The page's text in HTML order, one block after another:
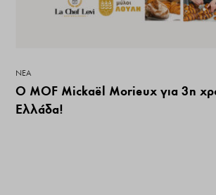
ΝΕΑ
Ο MOF Mickaël Morieux για 3η
Ελλάδα!